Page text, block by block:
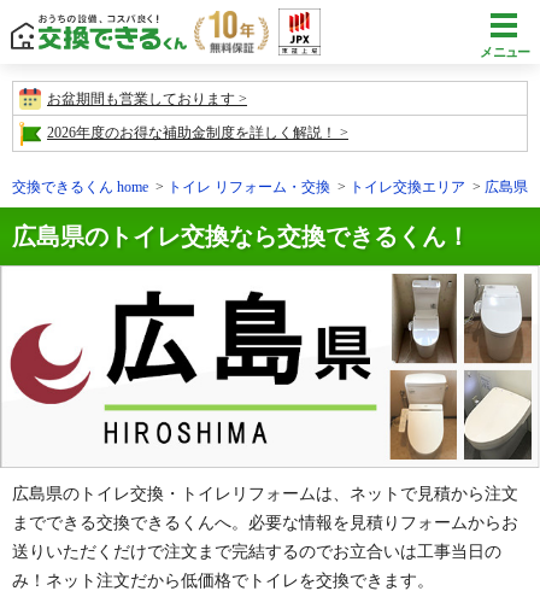
メニュー
お盆期間も営業しております
2026年度のお得な補助金制度を詳しく解説！
交換できるくん home トイレ リフォーム・交換 トイレ交換エリア 広島県
広島県のトイレ交換なら交換できるくん！
広島県のトイレ交換・トイレリフォームは、ネットで見積から注文
までできる交換できるくんへ。必要な情報を見積りフォームからお
送りいただくだけで注文まで完結するのでお立合いは工事当日の
み！ネット注文だから低価格でトイレを交換できます。